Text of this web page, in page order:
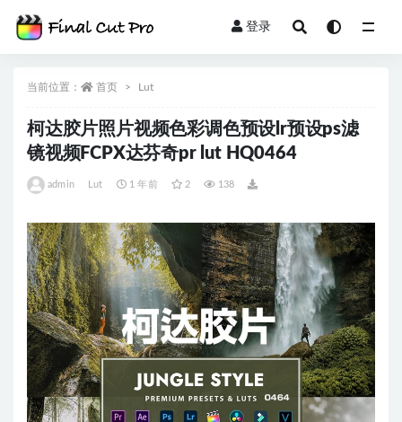
登录
当前位置： 首页 Lut
柯达胶片照片视频色彩调色预设lr预设ps滤
镜视频FCPX达芬奇pr lut HQ0464
admin Lut 1 年前 2 138